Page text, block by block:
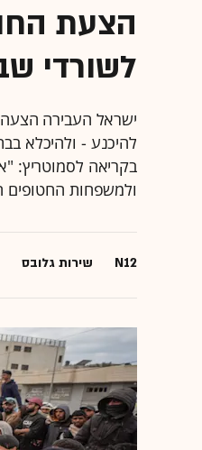
הצעת
לשורדי
ישראל העבירה
בקריאה לסמוטריץ:
ולמשפחות החטופים
N12 שירות גלובס